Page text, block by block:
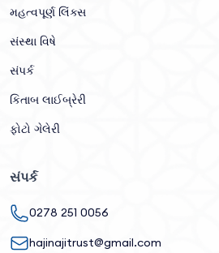
મહત્વપૂર્ણ લિંક્સ
સંસ્થા વિષે
સંપર્ક
કિતાબ લાઈબ્રેરી
ફોટો ગેલેરી
સંપર્ક
0278 251 0056
hajinajitrust@gmail.com